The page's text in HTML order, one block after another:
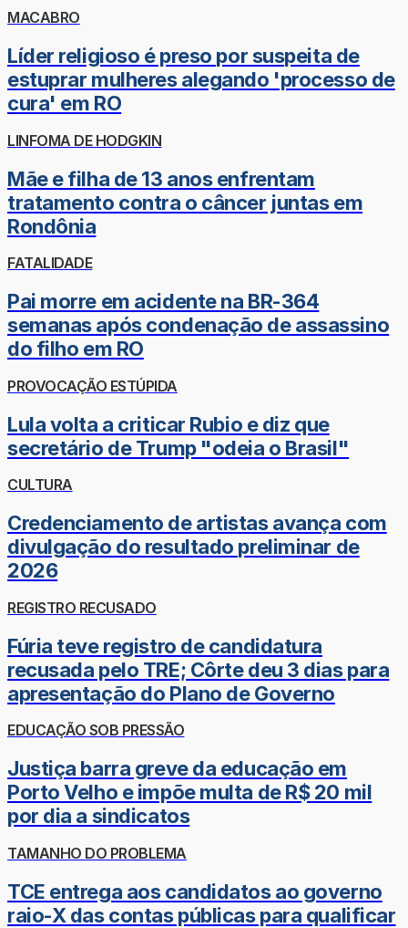
MACABRO
Líder religioso é preso por suspeita de
estuprar mulheres alegando 'processo de
cura' em RO
LINFOMA DE HODGKIN
Mãe e filha de 13 anos enfrentam
tratamento contra o câncer juntas em
Rondônia
FATALIDADE
Pai morre em acidente na BR-364
semanas após condenação de assassino
do filho em RO
PROVOCAÇÃO ESTÚPIDA
Lula volta a criticar Rubio e diz que
secretário de Trump "odeia o Brasil"
CULTURA
Credenciamento de artistas avança com
divulgação do resultado preliminar de
2026
REGISTRO RECUSADO
Fúria teve registro de candidatura
recusada pelo TRE; Côrte deu 3 dias para
apresentação do Plano de Governo
EDUCAÇÃO SOB PRESSÃO
Justiça barra greve da educação em
Porto Velho e impõe multa de R$ 20 mil
por dia a sindicatos
TAMANHO DO PROBLEMA
TCE entrega aos candidatos ao governo
raio-X das contas públicas para qualificar